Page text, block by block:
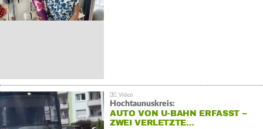
Hochtaunuskreis:
AUTO VON U-BAHN ERFASST –
ZWEI VERLETZTE…